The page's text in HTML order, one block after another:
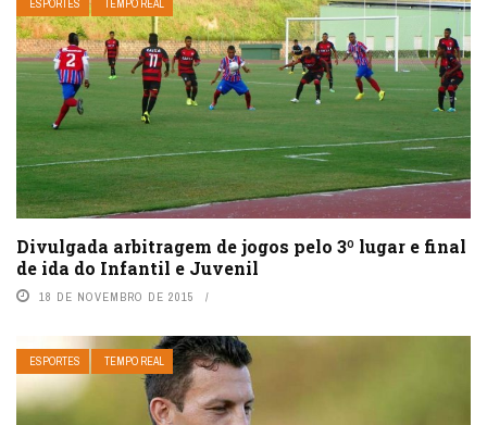
ESPORTES TEMPO REAL
Divulgada arbitragem de jogos pelo 3º lugar e final
de ida do Infantil e Juvenil
18 DE NOVEMBRO DE 2015
ESPORTES TEMPO REAL